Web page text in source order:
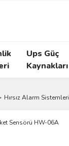
Ups Güç
Kaynakları
Hırsız Alarm Sistemleri